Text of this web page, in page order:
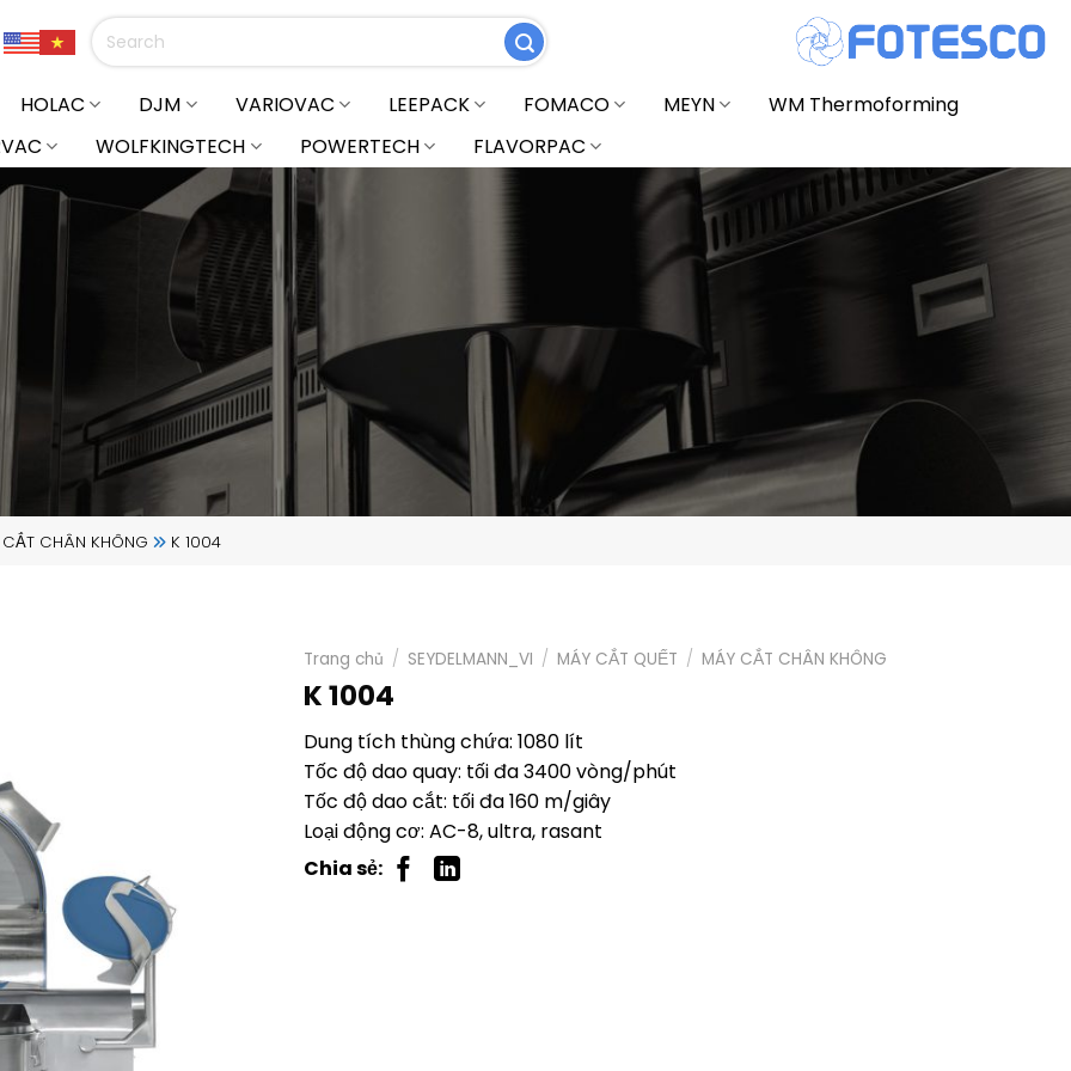
Tìm
kiếm:
HOLAC DJM VARIOVAC LEEPACK FOMACO MEYN
WM Thermoforming
WOLFKINGTECH POWERTECH FLAVORPAC
CẮT CHÂN KHÔNG K 1004
Trang chủ / SEYDELMANN_VI / MÁY CẮT QUẾT / MÁY CẮT CHÂN KHÔNG
K 1004
Dung tích thùng chứa: 1080 lít
Tốc độ dao quay: tối đa 3400 vòng/phút
Tốc độ dao cắt: tối đa 160 m/giây
Loại động cơ: AC-8, ultra, rasant